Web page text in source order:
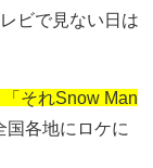
ビで見ない日は
それSnow Man
国各地にロケに